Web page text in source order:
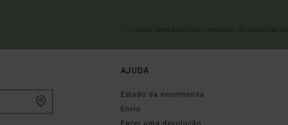
AJUDA
Estado da encomenda
Envio